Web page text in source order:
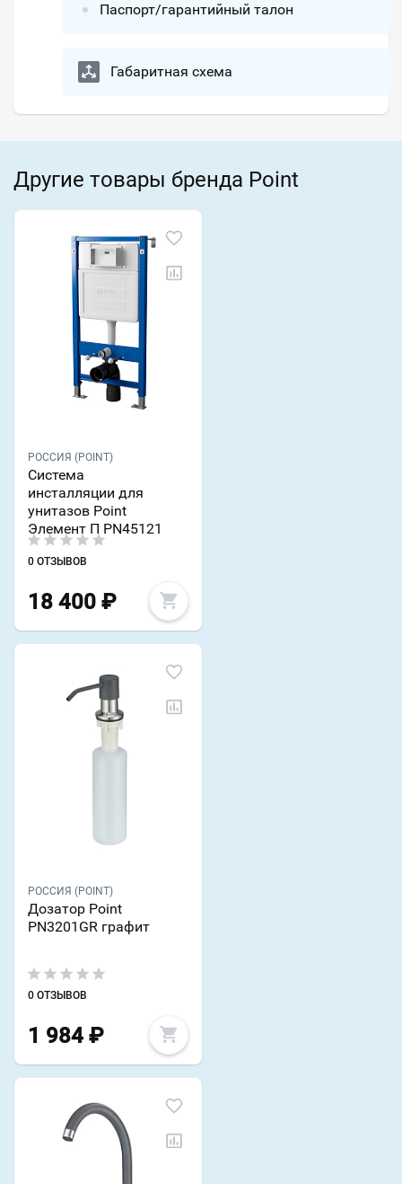
Паспорт/гарантийный талон
Габаритная схема
Другие товары бренда Point
РОССИЯ (POINT)
Система
инсталляции для
унитазов Point
Элемент П PN45121
0 ОТЗЫВОВ
18 400 ₽
РОССИЯ (POINT)
Дозатор Point
PN3201GR графит
0 ОТЗЫВОВ
1 984 ₽